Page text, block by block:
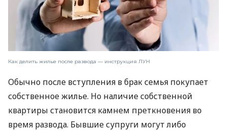
Как делить жилье после развода — инструкция ЛУН
Обычно после вступления в брак семья покупает
собственное жилье. Но наличие собственной
квартиры становится камнем преткновения во
время развода. Бывшие супруги могут либо